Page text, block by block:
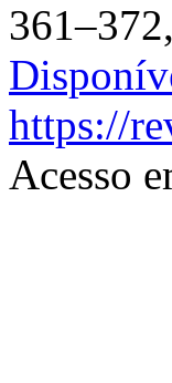
https://
Acesso